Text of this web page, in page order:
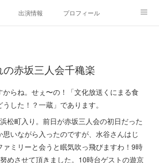
出演情報 プロフィール
の赤坂三人会千穐楽
らね。せぇ〜の！「文化放送くにまる食
した！？一蔵」であります。
松町入り。前日が赤坂三人会の初日だった
思いながら入ったのですが、水谷さんはじ
ァミリーと会うと眠気吹っ飛びますわ！9時
めさせて頂きました。10時台ゲストの遊京